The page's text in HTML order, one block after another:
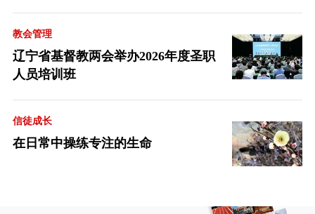
教会管理
辽宁省基督教两会举办2026年度圣职
人员培训班
信徒成长
在日常中操练专注的生命